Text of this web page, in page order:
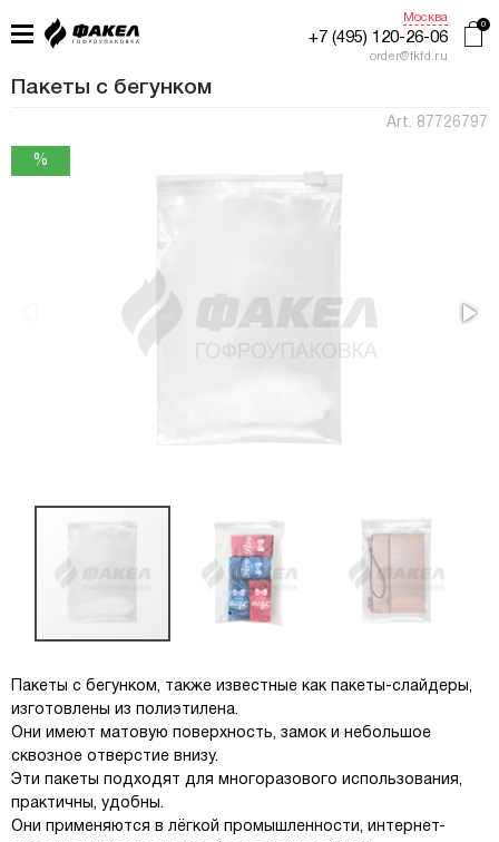
Москва
+7 (495) 120-26-06
order@fkfd.ru
ГЛАВНАЯ
ПРОИЗВОДСТВО
ЖУРНАЛ УПАКОВЩИКА
Пакеты с бегунком
Art. 87726797
Пакеты с бегунком, также известные как пакеты-слайдеры,
изготовлены из полиэтилена.
Они имеют матовую поверхность, замок и небольшое
сквозное отверстие внизу.
Эти пакеты подходят для многоразового использования,
практичны, удобны.
Они применяются в лёгкой промышленности, интернет-